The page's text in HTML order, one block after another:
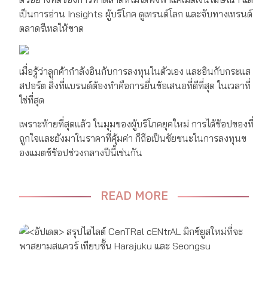
เป็นการอ่าน Insights ผู้บริโภค ดูเทรนด์โลก และจับทางเทรนด์
ตลาดรีเทลให้ขาด
เมื่อรู้ว่าลูกค้ากำลังอินกับการลงทุนในตัวเอง และอินกับกระแส
สปอร์ต สิ่งที่แบรนด์ต้องทำคือการยื่นข้อเสนอที่ดีที่สุด ในเวลาที่
ใช่ที่สุด
เพราะท้ายที่สุดแล้ว ในมุมของผู้บริโภคยุคใหม่ การได้ช้อปของที่
ถูกใจและยังมาในราคาที่คุ้มค่า ก็ถือเป็นชัยชนะในการลงทุนข
องแมตช์ช้อปช่วงกลางปีนี้เช่นกัน
READ MORE